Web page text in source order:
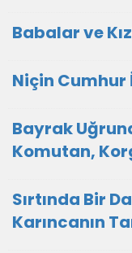
Babalar ve
Niçin Cumhur
Bayrak
Komutan,
Sırtında Bir
Karıncanın